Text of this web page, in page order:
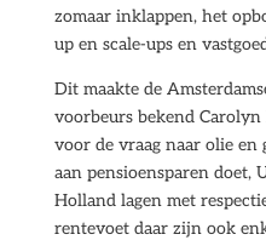
zomaar inklappen, het
up en scale-ups en
Dit maakte de
voorbeurs bekend
voor de vraag naar olie en
aan pensioensparen doet,
Holland lagen met
rentevoet daar zijn ook